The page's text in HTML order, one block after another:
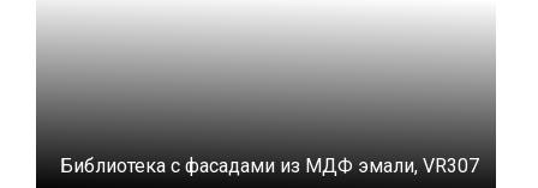
Библиотека с фасадами из МДФ эмали, VR307